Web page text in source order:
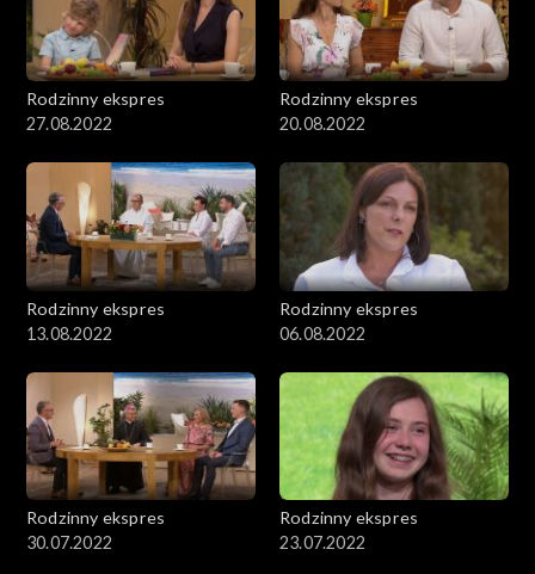
Rodzinny ekspres
27.08.2022
Rodzinny ekspres
20.08.2022
Rodzinny ekspres
13.08.2022
Rodzinny ekspres
06.08.2022
Rodzinny ekspres
30.07.2022
Rodzinny ekspres
23.07.2022